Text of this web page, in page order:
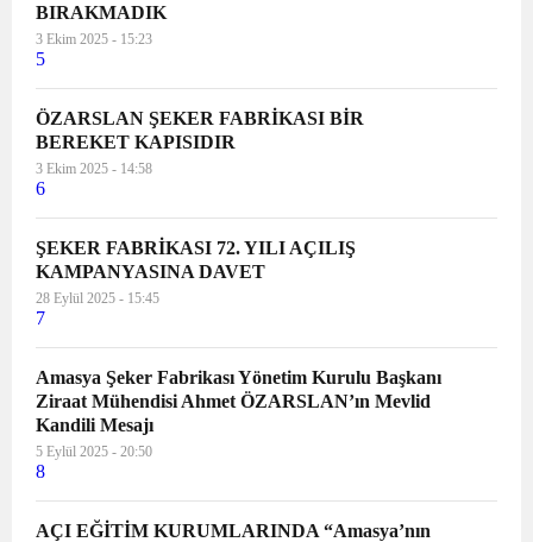
BIRAKMADIK
3 Ekim 2025 - 15:23
5
ÖZARSLAN ŞEKER FABRİKASI BİR
BEREKET KAPISIDIR
3 Ekim 2025 - 14:58
6
ŞEKER FABRİKASI 72. YILI AÇILIŞ
KAMPANYASINA DAVET
28 Eylül 2025 - 15:45
7
Amasya Şeker Fabrikası Yönetim Kurulu Başkanı
Ziraat Mühendisi Ahmet ÖZARSLAN’ın Mevlid
Kandili Mesajı
5 Eylül 2025 - 20:50
8
AÇI EĞİTİM KURUMLARINDA “Amasya’nın